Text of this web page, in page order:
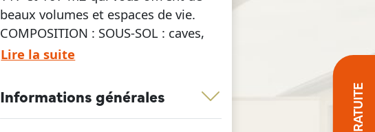
beaux volumes et espaces de vie.
COMPOSITION : SOUS-SOL : caves,
chaufferie et garage ; REZ : un
coin cuisine, véranda, hall, 1
chambre à coucher, salle de bains
Lire la suite
Informations générales